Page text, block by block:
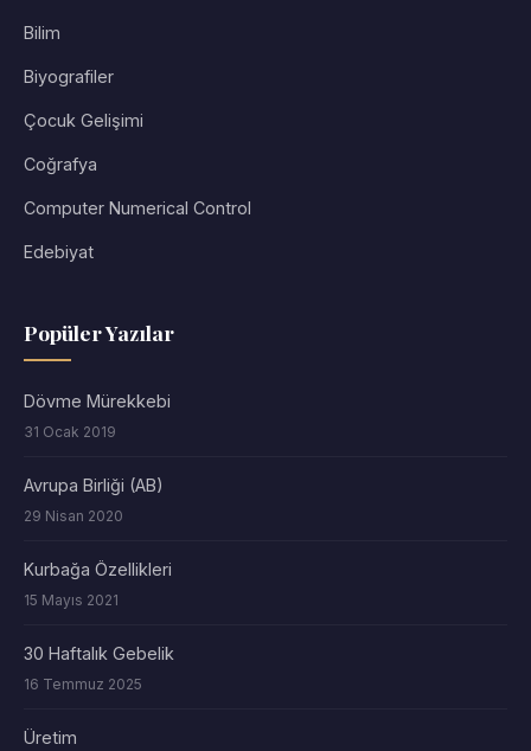
Bilim
Biyografiler
Çocuk Gelişimi
Coğrafya
Computer Numerical Control
Edebiyat
Popüler Yazılar
Dövme Mürekkebi
31 Ocak 2019
Avrupa Birliği (AB)
29 Nisan 2020
Kurbağa Özellikleri
15 Mayıs 2021
30 Haftalık Gebelik
16 Temmuz 2025
Üretim